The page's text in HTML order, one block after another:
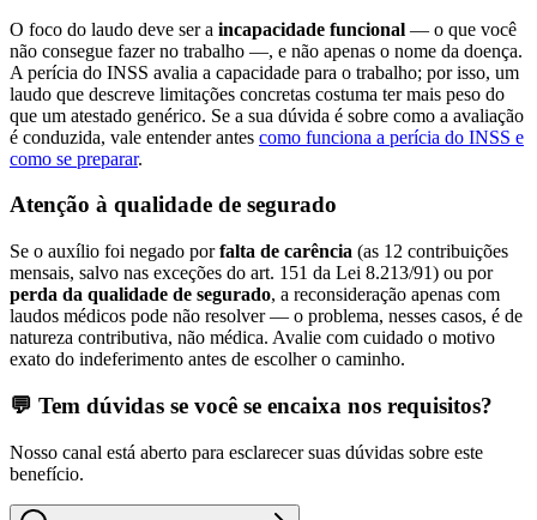
O foco do laudo deve ser a incapacidade funcional — o que você
não consegue fazer no trabalho —, e não apenas o nome da doença.
A perícia do INSS avalia a capacidade para o trabalho; por isso, um
laudo que descreve limitações concretas costuma ter mais peso do
que um atestado genérico. Se a sua dúvida é sobre como a avaliação
é conduzida, vale entender antes como funciona a perícia do INSS e
como se preparar.
Atenção à qualidade de segurado
Se o auxílio foi negado porfalta de carência (as 12 contribuições
mensais, salvo nas exceções do art. 151 da Lei 8.213/91) ou por
perda da qualidade de segurado, a reconsideração apenas com
laudos médicos pode não resolver — o problema, nesses casos, é de
natureza contributiva, não médica. Avalie com cuidado o motivo
exato do indeferimento antes de escolher o caminho.
💬 Tem dúvidas se você se encaixa nos requisitos?
Nosso canal está aberto para esclarecer suas dúvidas sobre este
benefício.